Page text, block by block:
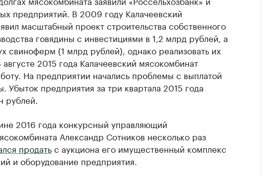
предприятий. В 2009 году Калачеевский
масштабный проект строительства собственного
говядины с инвестициями в 1,2 млрд рублей, а
свиноферм (1 млрд рублей), однако реализовать их
2015 года Калачеевский мясокомбинат
На предприятии начались проблемы с выплатой
Убыток предприятия за три квартала 2015 года
рублей.
2016 года конкурсный управляющий
Александр Сотников несколько раз
продатьс аукциона его имущественный комплекс
и оборудование предприятия.